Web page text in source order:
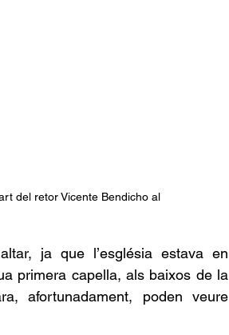
del retor Vicente Bendicho al
ja que l’església estava en
primera capella, als baixos de la
afortunadament, poden veure